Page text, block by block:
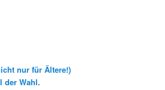
nur für Ältere!)
der Wahl.